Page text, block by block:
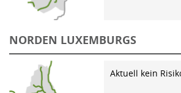
NORDEN LUXEMBURGS
Aktuell kein